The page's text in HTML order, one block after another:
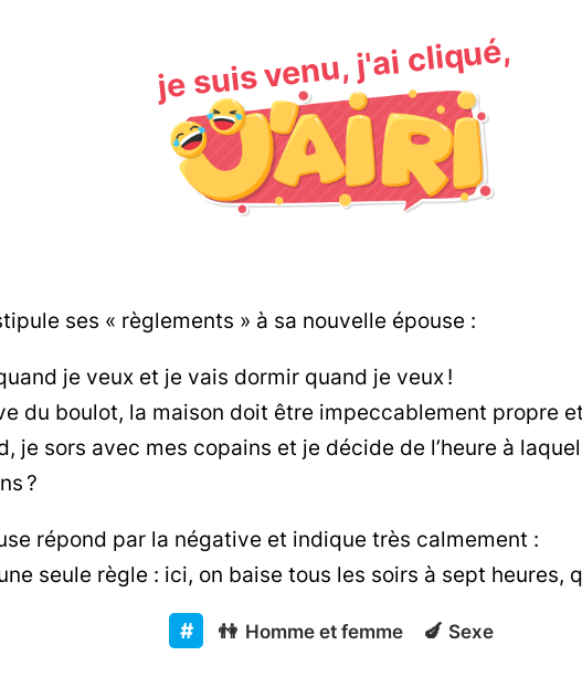
je suis venu, j'ai cliqué,
ses « règlements » à sa nouvelle épouse :
je veux et je vais dormir quand je veux !
du boulot, la maison doit être impeccablement propre
je sors avec mes copains et je décide de l’heure à
?
répond par la négative et indique très calmement :
seule règle : ici, on baise tous les soirs à sept heures,
👫 Homme et femme 🍆 Sexe